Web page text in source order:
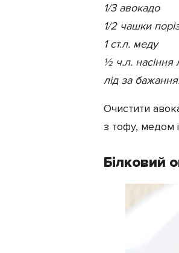
1/3 авокадо
1/2 чашки
1 ст.л. меду
½ ч.л. насіння
лід за
Очистити
з тофу, медом
Білковий